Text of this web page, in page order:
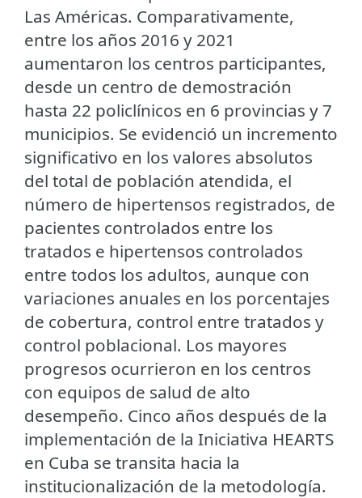
Las Américas. Comparativamente,
entre los años 2016 y 2021
aumentaron los centros participantes,
desde un centro de demostración
hasta 22 policlínicos en 6 provincias y 7
municipios. Se evidenció un incremento
significativo en los valores absolutos
del total de población atendida, el
número de hipertensos registrados, de
pacientes controlados entre los
tratados e hipertensos controlados
entre todos los adultos, aunque con
variaciones anuales en los porcentajes
de cobertura, control entre tratados y
control poblacional. Los mayores
progresos ocurrieron en los centros
con equipos de salud de alto
desempeño. Cinco años después de la
implementación de la Iniciativa HEARTS
en Cuba se transita hacia la
institucionalización de la metodología.